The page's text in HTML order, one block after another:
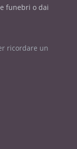
funebri o dai
ricordare un